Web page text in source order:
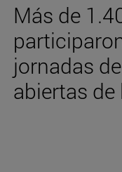
Más de
jornadas
abiertas de